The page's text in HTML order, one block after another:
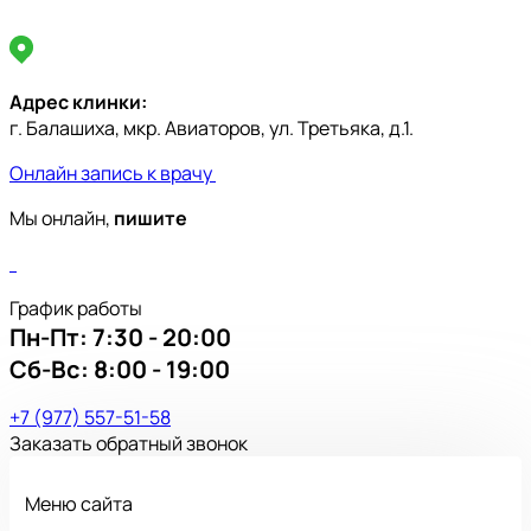
Адрес клинки:
г. Балашиха, мкр. Авиаторов, ул. Третьяка, д.1.
Онлайн запись к врачу
Мы онлайн, пишите
График работы
Пн-Пт: 7:30 - 20:00
Сб-Вс: 8:00 - 19:00
+7 (977) 557-51-58
Заказать обратный звонок
Меню сайта